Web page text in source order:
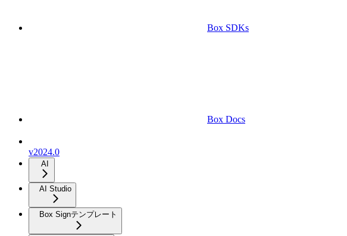
Box SDKs
Box Docs
v2024.0
AI
AI Studio
Box Signテンプレート